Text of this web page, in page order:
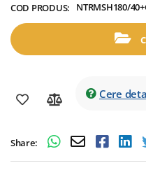
the
end
of
the
the
beginning
of
the
COD PRODUS: NTRMSH180/
Cere
Share: